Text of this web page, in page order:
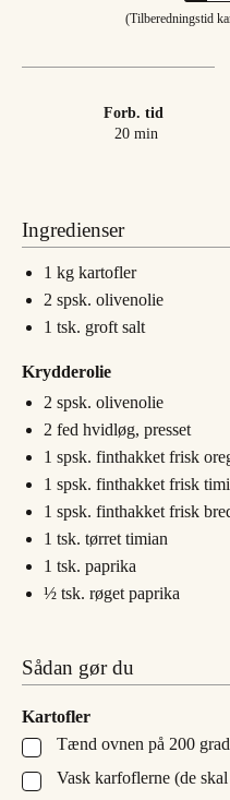
(Tilberedningstid
Forb. tid
20minutter
min
Ingredienser
1 kg kartofler
2 spsk. olivenolie
1 tsk. groft salt
Krydderolie
2 spsk. olivenolie
2 fed hvidløg, presset
1 spsk. finthakket frisk
1 spsk. finthakket frisk
1 spsk. finthakket frisk
1 tsk. tørret timian
1 tsk. paprika
½ tsk. røget paprika
Sådan gør du
Kartofler
▢
Tænd ovnen på 200
▢
Vask karfoflerne (de